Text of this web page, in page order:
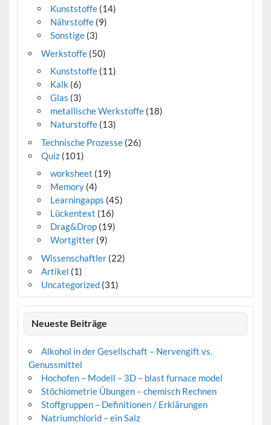
Kunststoffe(14)
Nährstoffe(9)
Sonstige(3)
Werkstoffe(50)
Kunststoffe(11)
Kalk (6)
Glas (3)
metallische Werkstoffe(18)
Naturstoffe(13)
Technische Prozesse(26)
Quiz(101)
worksheet (19)
Memory(4)
Learningapps (45)
Lückentext (16)
Drag&Drop(19)
Wortgitter(9)
Wissenschaftler(22)
Artikel (1)
Uncategorized(31)
Neueste Beiträge
Alkohol in der Gesellschaft – Nervengift vs.
Genussmittel
Hochofen – Modell – 3D – blast furnace model
Stöchiometrie Übungen – chemisch Rechnen
Stoffgruppen – Definitionen / Erklärungen
Natriumchlorid – ein Salz